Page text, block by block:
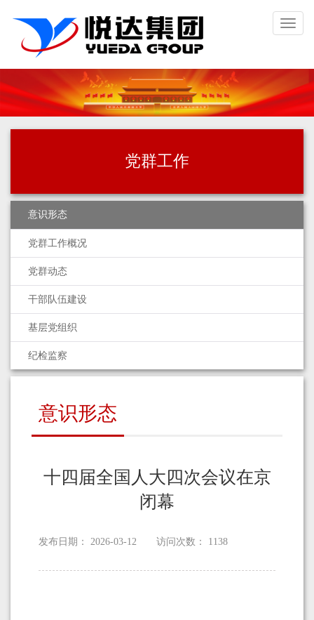
Toggle
党群工作
意识形态
党群工作概况
党群动态
干部队伍建设
基层党组织
纪检监察
意识形态
十四届全国人大四次会议在京
闭幕
发布日期： 2026-03-12 访问次数： 1138